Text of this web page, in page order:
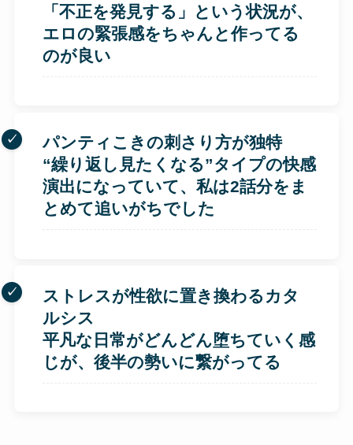
「不正を発見する」という状況が、
エロの緊張感をちゃんと作ってる
のが良い
パンティこきの刺さり方が独特
“繰り返し見たくなる”タイプの快感
演出になっていて、私は2話分をま
とめて追いがちでした
ストレスが性欲に置き換わるカタ
ルシス
平凡な日常がどんどん堕ちていく感
じが、後半の勢いに繋がってる